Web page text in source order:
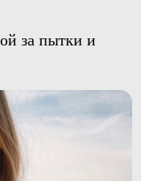
за пытки и